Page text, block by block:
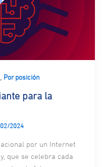
, Por posición
para la
2024
por un Internet
que se celebra cada